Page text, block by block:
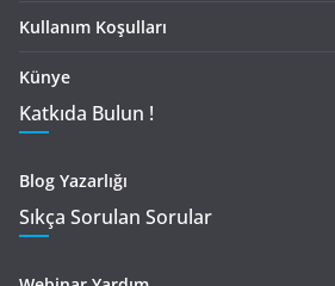
Kullanım Koşulları
Künye
Katkıda Bulun !
Blog Yazarlığı
Sıkça Sorulan Sorular